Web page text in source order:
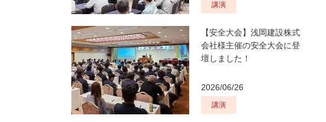
講演
【安全大会】浅岡建設株式
会社様主催の安全大会に登
壇しました！
2026/06/26
講演